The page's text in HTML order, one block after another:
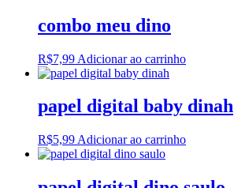
combo meu dino
R$7,99 Adicionar ao carrinho
papel digital baby dinah
R$5,99 Adicionar ao carrinho